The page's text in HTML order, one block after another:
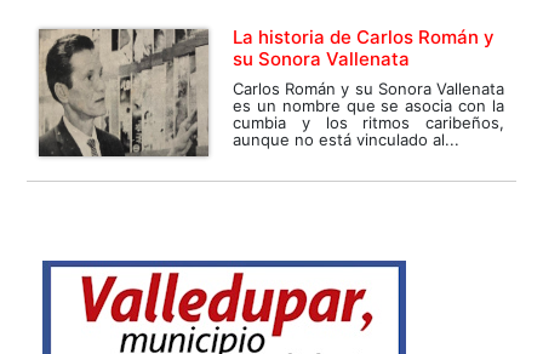
La historia de Carlos Román y
su Sonora Vallenata
Carlos Román y su Sonora Vallenata
es un nombre que se asocia con la
cumbia y los ritmos caribeños,
aunque no está vinculado al...